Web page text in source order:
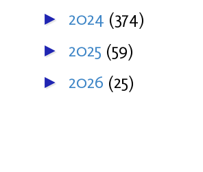
► 2024 (374)
► 2025 (59)
► 2026 (25)